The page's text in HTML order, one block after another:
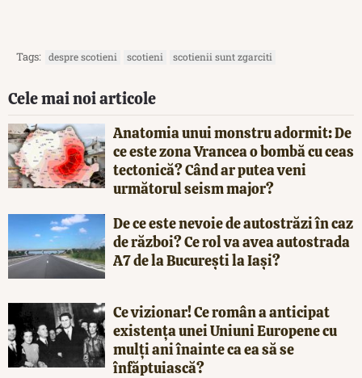
Tags: despre scotieni scotieni scotienii sunt zgarciti
Cele mai noi articole
Anatomia unui monstru adormit: De
ce este zona Vrancea o bombă cu ceas
tectonică? Când ar putea veni
următorul seism major?
De ce este nevoie de autostrăzi în caz
de război? Ce rol va avea autostrada
A7 de la București la Iași?
Ce vizionar! Ce român a anticipat
existența unei Uniuni Europene cu
mulți ani înainte ca ea să se
înfăptuiască?